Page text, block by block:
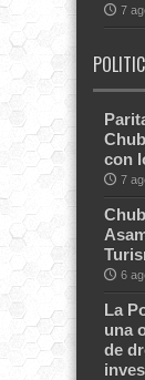
7
con
7
6
La
una
de